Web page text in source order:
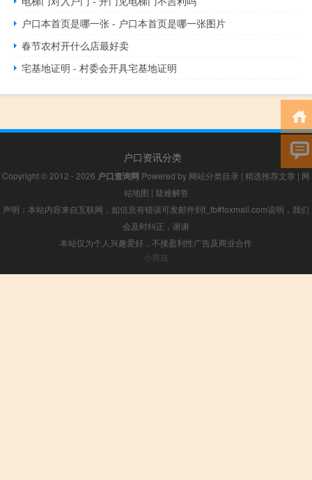
户口本首页是哪一张 - 户口本首页是哪一张图片
春节农村开什么店最好卖
宅基地证明 - 村委会开具宅基地证明
户口资讯分类
Copyright © 2012 - 2026 户口查询网 Powered by 网站分类目录 | 精选推荐文章 | 网
站地图 | 疑难解答
声明：本站内容来自互联网，如信息有错误可发邮件到f_fb#foxmail.com说明，我们
会及时纠正，谢谢
本站仅为个人兴趣爱好，不接盈利性广告及商业合作
小男孩